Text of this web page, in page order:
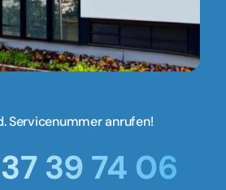
Servicenummer anrufen!
39 74 06